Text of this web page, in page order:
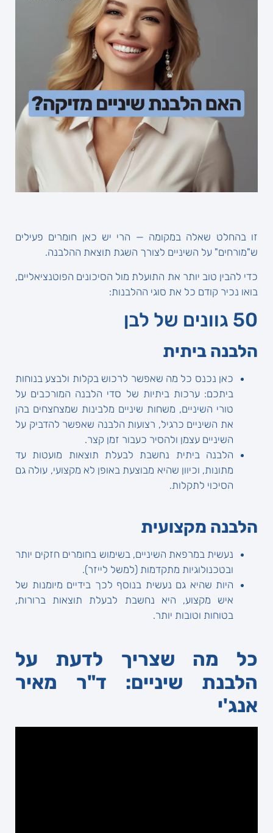
זו בהחלט שאלה במקומה — הרי יש כאן חומרים פעילים
ש"מורחים" על השיניים לצורך השגת תוצאת ההלבנה.
כדי להבין טוב יותר את התועלת מול הסיכונים הפוטנציאליים,
בואו נכיר קודם כל את סוגי ההלבנות:
50 גוונים של לבן
הלבנה ביתית
כאן נכנס כל מה שאפשר לרכוש בקלות ולבצע בנוחות
ביתכם: ערכות ביתיות של סדי הלבנה המורכבים על
טורי השיניים, משחות שיניים מלבינות שמצחצחים בהן
את השיניים כרגיל, רצועות הלבנה שאפשר להדביק על
השיניים עצמן ולהסיר כעבור זמן קצר.
הלבנה ביתית נחשבת לבעלת תוצאות מועטות עד
מתונות, וכיוון שהיא מבוצעת באופן לא מקצועי, עולה גם
הסיכוי לתקלות.
הלבנה מקצועית
נעשית במרפאת השיניים, בשימוש בחומרים חזקים יותר
ובטכנולוגיות מתקדמות (למשל לייזר).
היות שהיא גם נעשית בנוסף לכך בידיים מיומנות של
איש מקצוע, היא נחשבת לבעלת תוצאות ברורות,
בטוחות וטובות יותר.
כל מה שצריך לדעת על
הלבנת שיניים: ד"ר מאיר
אנג'י